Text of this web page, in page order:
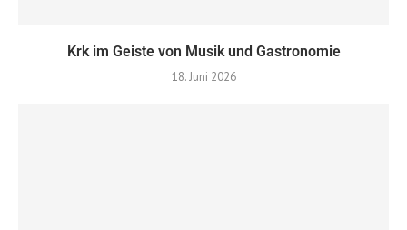
Krk im Geiste von Musik und Gastronomie
18. Juni 2026